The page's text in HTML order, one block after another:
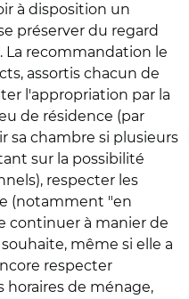
à disposition un
préserver du regard
La recommandation le
assortis chacun de
l'appropriation par la
de résidence (par
sa chambre si plusieurs
sur la possibilité
respecter les
(notamment "en
continuer à manier de
même si elle a
respecter
horaires de ménage,